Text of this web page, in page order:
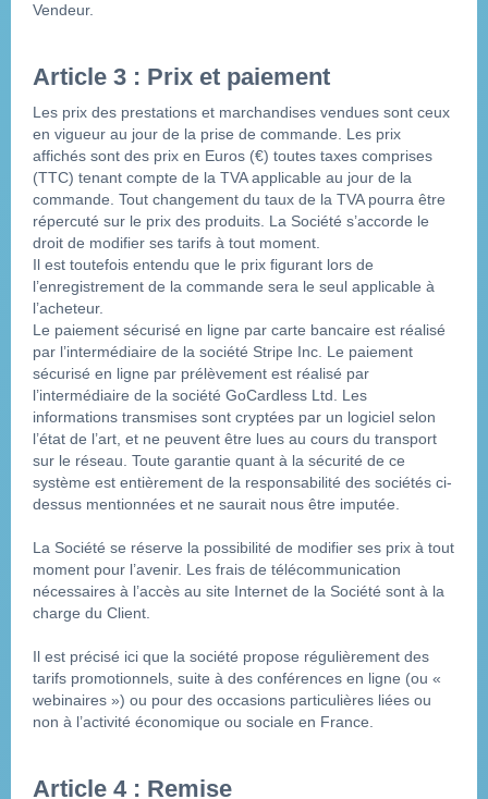
Vendeur.
Article 3 : Prix et paiement
Les prix des prestations et marchandises vendues sont ceux
en vigueur au jour de la prise de commande. Les prix
affichés sont des prix en Euros (€) toutes taxes comprises
(TTC) tenant compte de la TVA applicable au jour de la
commande. Tout changement du taux de la TVA pourra être
répercuté sur le prix des produits. La Société s’accorde le
droit de modifier ses tarifs à tout moment.
Il est toutefois entendu que le prix figurant lors de
l’enregistrement de la commande sera le seul applicable à
l’acheteur.
Le paiement sécurisé en ligne par carte bancaire est réalisé
par l’intermédiaire de la société Stripe Inc. Le paiement
sécurisé en ligne par prélèvement est réalisé par
l’intermédiaire de la société GoCardless Ltd. Les
informations transmises sont cryptées par un logiciel selon
l’état de l’art, et ne peuvent être lues au cours du transport
sur le réseau. Toute garantie quant à la sécurité de ce
système est entièrement de la responsabilité des sociétés ci-
dessus mentionnées et ne saurait nous être imputée.
La Société se réserve la possibilité de modifier ses prix à tout
moment pour l’avenir. Les frais de télécommunication
nécessaires à l’accès au site Internet de la Société sont à la
charge du Client.
Il est précisé ici que la société propose régulièrement des
tarifs promotionnels, suite à des conférences en ligne (ou «
webinaires ») ou pour des occasions particulières liées ou
non à l’activité économique ou sociale en France.
Article 4 : Remise